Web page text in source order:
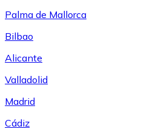
Palma de Mallorca
Bilbao
Alicante
Valladolid
Madrid
Cádiz